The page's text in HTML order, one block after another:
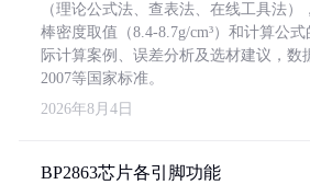
（理论公式法、查表法、在线工具法）
棒密度取值（8.4-8.7g/cm³）和计算公
际计算案例、误差分析及选材建议，数
2007等国家标准。
2026年8月4日
BP2863芯片各引脚功能